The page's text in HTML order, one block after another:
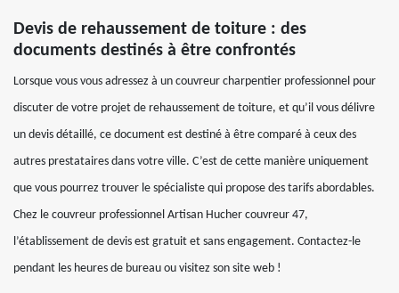
Devis de rehaussement de toiture : des
documents destinés à être confrontés
Lorsque vous vous adressez à un couvreur charpentier professionnel pour
discuter de votre projet de rehaussement de toiture, et qu’il vous délivre
un devis détaillé, ce document est destiné à être comparé à ceux des
autres prestataires dans votre ville. C’est de cette manière uniquement
que vous pourrez trouver le spécialiste qui propose des tarifs abordables.
Chez le couvreur professionnel Artisan Hucher couvreur 47,
l’établissement de devis est gratuit et sans engagement. Contactez-le
pendant les heures de bureau ou visitez son site web !